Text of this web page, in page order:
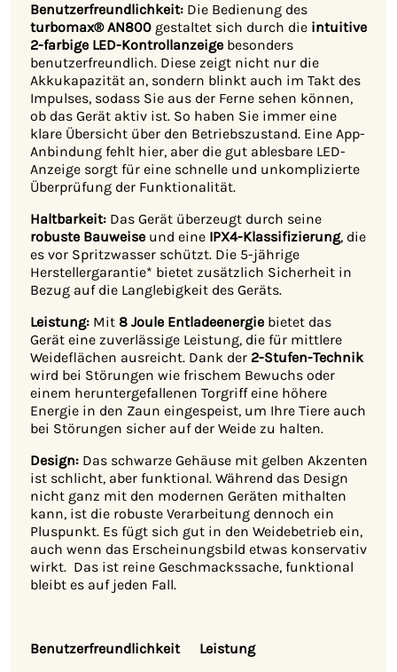
Benutzerfreundlichkeit: Die Bedienung des
turbomax® AN800 gestaltet sich durch die intuitive
2-farbige LED-Kontrollanzeige besonders
benutzerfreundlich. Diese zeigt nicht nur die
Akkukapazität an, sondern blinkt auch im Takt des
Impulses, sodass Sie aus der Ferne sehen können,
ob das Gerät aktiv ist. So haben Sie immer eine
klare Übersicht über den Betriebszustand. Eine App-
Anbindung fehlt hier, aber die gut ablesbare LED-
Anzeige sorgt für eine schnelle und unkomplizierte
Überprüfung der Funktionalität.
Haltbarkeit: Das Gerät überzeugt durch seine
robuste Bauweise und eine IPX4-Klassifizierung, die
es vor Spritzwasser schützt. Die 5-jährige
Herstellergarantie* bietet zusätzlich Sicherheit in
Bezug auf die Langlebigkeit des Geräts.
Leistung: Mit 8 Joule Entladeenergie bietet das
Gerät eine zuverlässige Leistung, die für mittlere
Weideflächen ausreicht. Dank der 2-Stufen-Technik
wird bei Störungen wie frischem Bewuchs oder
einem heruntergefallenen Torgriff eine höhere
Energie in den Zaun eingespeist, um Ihre Tiere auch
bei Störungen sicher auf der Weide zu halten.
Design: Das schwarze Gehäuse mit gelben Akzenten
ist schlicht, aber funktional. Während das Design
nicht ganz mit den modernen Geräten mithalten
kann, ist die robuste Verarbeitung dennoch ein
Pluspunkt. Es fügt sich gut in den Weidebetrieb ein,
auch wenn das Erscheinungsbild etwas konservativ
wirkt. Das ist reine Geschmackssache, funktional
bleibt es auf jeden Fall.
Benutzerfreundlichkeit Leistung